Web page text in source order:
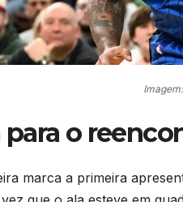
o
marca a primeira